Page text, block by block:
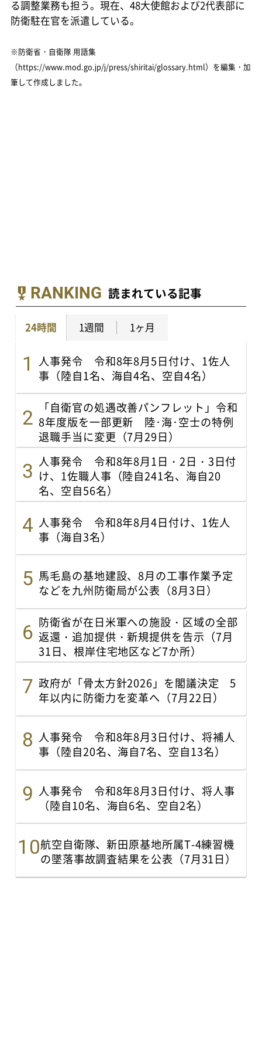
る調整業務も担う。現在、48大使館および2代表部に
防衛駐在官を派遣している。
※防衛省・自衛隊 用語集
（https://www.mod.go.jp/j/press/shiritai/glossary.html）を編集・加
筆して作成しました。
RANKING 読まれている記事
24時間 1週間 1ヶ月
人事発令 令和8年8月5日付け、1佐人
事（陸自1名、海自4名、空自4名）
「自衛官の処遇改善パンフレット」令和
8年度版を一部更新 陸･海･空士の特例
退職手当に変更（7月29日）
人事発令 令和8年8月1日・2日・3日付
け、1佐職人事（陸自241名、海自20
名、空自56名）
人事発令 令和8年8月4日付け、1佐人
事（海自3名）
馬毛島の基地建設、8月の工事作業予定
などを九州防衛局が公表（8月3日）
防衛省が在日米軍への施設・区域の全部
返還・追加提供・新規提供を告示（7月
31日、根岸住宅地区など7か所）
政府が「骨太方針2026」を閣議決定 5
年以内に防衛力を変革へ（7月22日）
人事発令 令和8年8月3日付け、将補人
事（陸自20名、海自7名、空自13名）
人事発令 令和8年8月3日付け、将人事
（陸自10名、海自6名、空自2名）
航空自衛隊、新田原基地所属T-4練習機
の墜落事故調査結果を公表（7月31日）